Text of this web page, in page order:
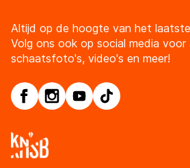
Altijd op de hoogte van het
Volg ons ook op social media voor
schaatsfoto's, video's en meer!